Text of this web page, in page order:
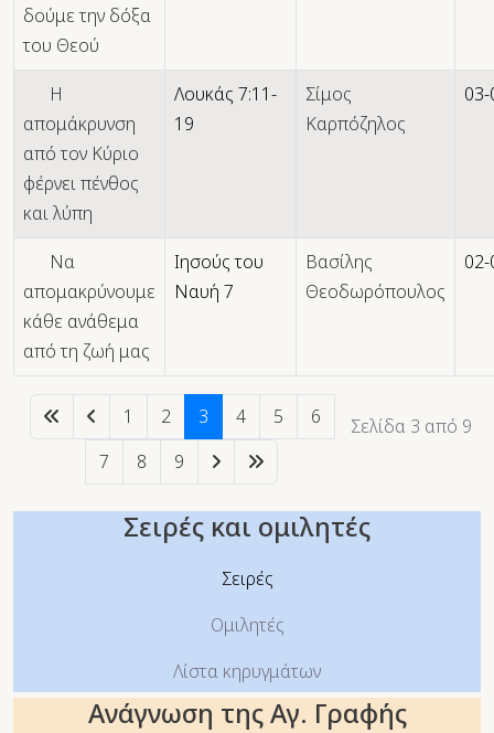
δούμε την δόξα
του Θεού
Η
απομάκρυνση
από τον Κύριο
φέρνει πένθος
και λύπη
Λουκάς 7:11-
19
Σίμος
Καρπόζηλος
Να
απομακρύνουμε
κάθε ανάθεμα
από τη ζωή μας
Ιησούς του
Ναυή 7
Βασίλης
Θεοδωρόπουλος
Σελίδα 3 από 9
1 2 3 4 5
6
7
8 9
Σειρές και ομιλητές
Σειρές
Ομιλητές
Λίστα κηρυγμάτων
Ανάγνωση της Αγ. Γραφής